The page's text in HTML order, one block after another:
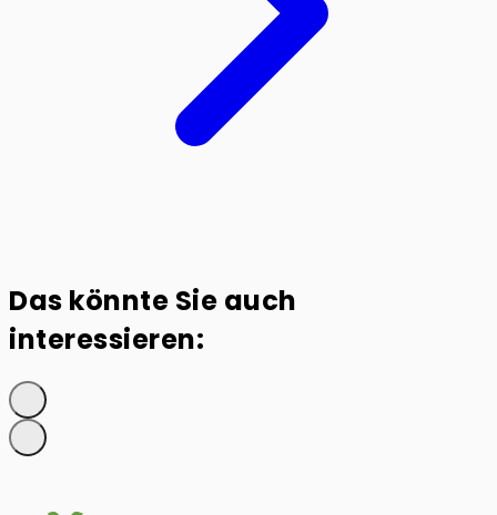
Das könnte Sie auch
interessieren: